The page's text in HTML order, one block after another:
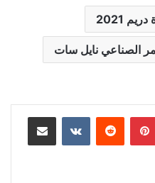
2021
بينتيريست مشاركة عبر البريد